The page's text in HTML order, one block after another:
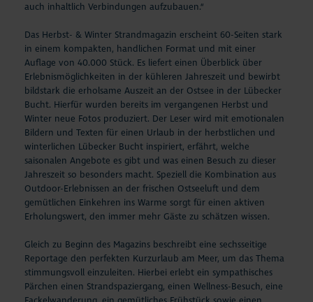
auch inhaltlich Verbindungen aufzubauen.“
Das Herbst- & Winter Strandmagazin erscheint 60-Seiten stark
in einem kompakten, handlichen Format und mit einer
Auflage von 40.000 Stück. Es liefert einen Überblick über
Erlebnismöglichkeiten in der kühleren Jahreszeit und bewirbt
bildstark die erholsame Auszeit an der Ostsee in der Lübecker
Bucht. Hierfür wurden bereits im vergangenen Herbst und
Winter neue Fotos produziert. Der Leser wird mit emotionalen
Bildern und Texten für einen Urlaub in der herbstlichen und
winterlichen Lübecker Bucht inspiriert, erfährt, welche
saisonalen Angebote es gibt und was einen Besuch zu dieser
Jahreszeit so besonders macht. Speziell die Kombination aus
Outdoor-Erlebnissen an der frischen Ostseeluft und dem
gemütlichen Einkehren ins Warme sorgt für einen aktiven
Erholungswert, den immer mehr Gäste zu schätzen wissen.
Gleich zu Beginn des Magazins beschreibt eine sechsseitige
Reportage den perfekten Kurzurlaub am Meer, um das Thema
stimmungsvoll einzuleiten. Hierbei erlebt ein sympathisches
Pärchen einen Strandspaziergang, einen Wellness-Besuch, eine